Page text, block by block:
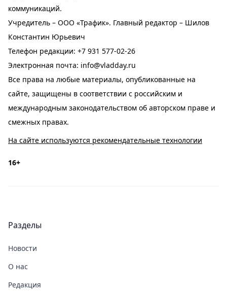
коммуникаций.
Учредитель – ООО «Трафик». Главный редактор – Шилов
Константин Юрьевич
Телефон редакции: +7 931 577-02-26
Электронная почта: info@vladday.ru
Все права на любые материалы, опубликованные на
сайте, защищены в соответствии с российским и
международным законодательством об авторском праве и
смежных правах.
На сайте используются рекомендательные технологии
16+
Разделы
Новости
О нас
Редакция